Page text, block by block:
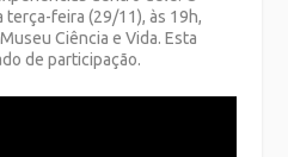
feira (29/11), às 19h,
Ciência e Vida. Esta
de participação.